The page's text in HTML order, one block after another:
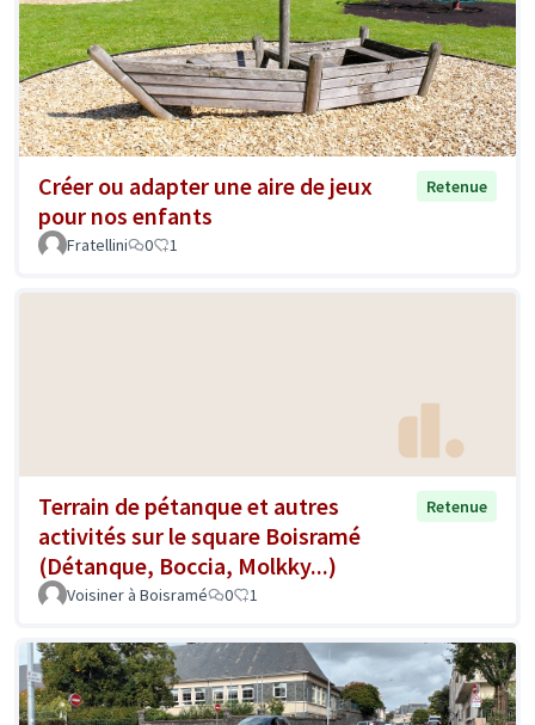
Créer ou adapter une aire de jeux
pour nos enfants
Retenue
Fratellini 0 1
Terrain de pétanque et autres
activités sur le square Boisramé
(Détanque, Boccia, Molkky...)
Retenue
Voisiner à Boisramé 0 1